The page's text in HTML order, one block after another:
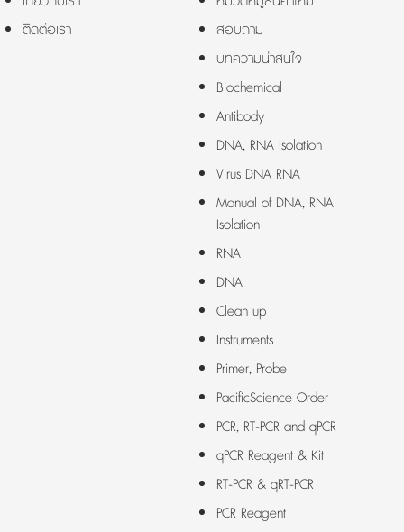
ติดต่อเรา
สอบถาม
บทความน่าสนใจ
Biochemical
Antibody
DNA, RNA Isolation
Virus DNA RNA
Manual of DNA, RNA
Isolation
RNA
DNA
Clean up
Instruments
Primer, Probe
PacificScience Order
PCR, RT-PCR and qPCR
qPCR Reagent & Kit
RT-PCR & qRT-PCR
PCR Reagent